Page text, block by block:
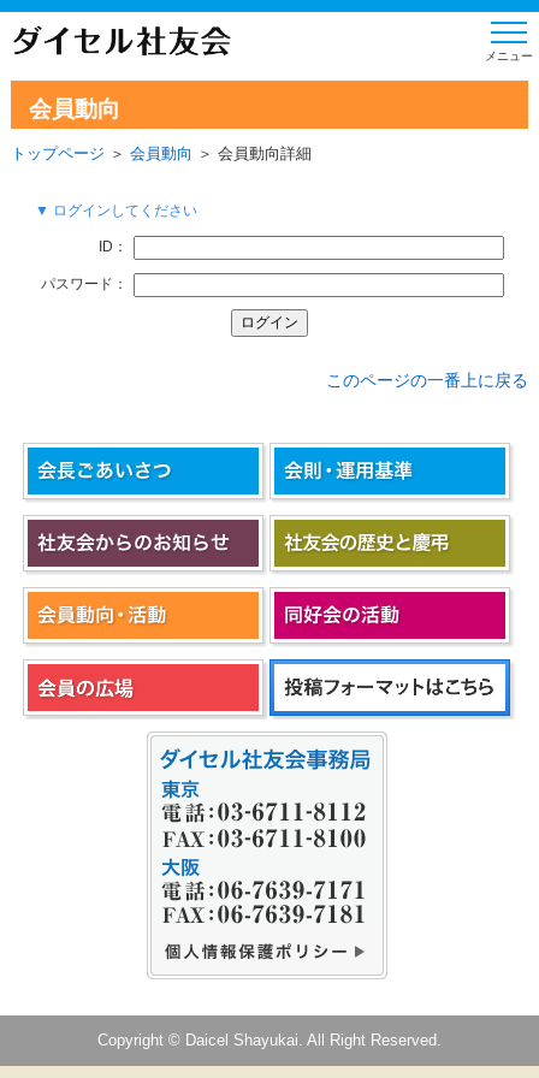
会員動向
トップページ ＞ 会員動向 ＞ 会員動向詳細
▼ ログインしてください
ID：
パスワード：
このページの一番上に戻る
Copyright © Daicel Shayukai. All Right Reserved.